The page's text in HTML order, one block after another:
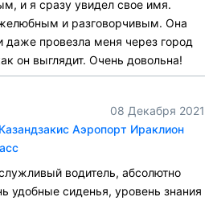
и я сразу увидел свое имя.
и разговорчивым. Она
даже провезла меня через город
он выглядит. Очень довольна!
08 Декабря 2021
Аэропорт Ираклион
водитель, абсолютно
удобные сиденья, уровень знания